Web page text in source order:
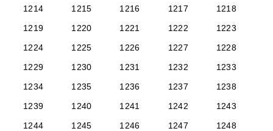
1214
1215 1216 1217
1218
1219
1220 1221 1222
1223
1224
1225 1226 1227
1228
1229
1230 1231 1232
1233
1234
1235 1236 1237
1238
1239
1240 1241 1242
1243
1244
1245 1246 1247
1248